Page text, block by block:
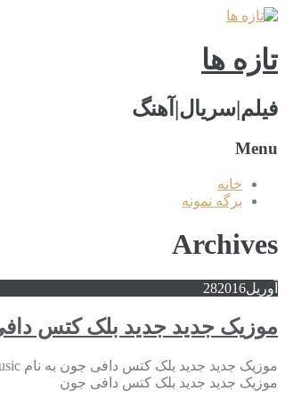
تازه ها
فیلم|سریال|آهنگ
Menu
خانه
برگه نمونه
Archives
آوریل 282016
موزیک جدید جديد بلک کتس
موزیک جدید جديد بلک کتس دافی جون